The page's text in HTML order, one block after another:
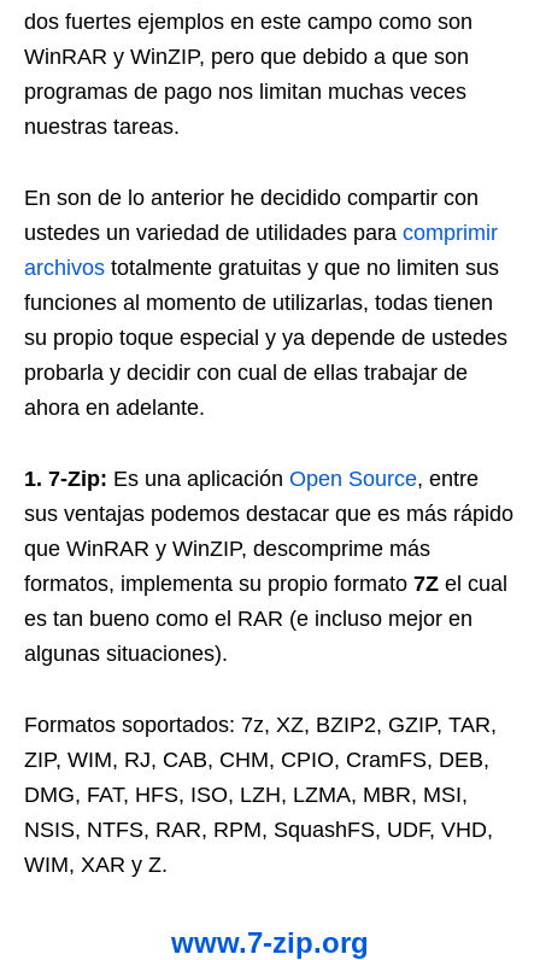
dos fuertes ejemplos en este campo como son
WinRAR y WinZIP, pero que debido a que son
programas de pago nos limitan muchas veces
nuestras tareas.
En son de lo anterior he decidido compartir con
ustedes un variedad de utilidades para comprimir
archivos totalmente gratuitas y que no limiten sus
funciones al momento de utilizarlas, todas tienen
su propio toque especial y ya depende de ustedes
probarla y decidir con cual de ellas trabajar de
ahora en adelante.
1. 7-Zip: Es una aplicación Open Source, entre
sus ventajas podemos destacar que es más rápido
que WinRAR y WinZIP, descomprime más
formatos, implementa su propio formato 7Z el cual
es tan bueno como el RAR (e incluso mejor en
algunas situaciones).
Formatos soportados: 7z, XZ, BZIP2, GZIP, TAR,
ZIP, WIM, RJ, CAB, CHM, CPIO, CramFS, DEB,
DMG, FAT, HFS, ISO, LZH, LZMA, MBR, MSI,
NSIS, NTFS, RAR, RPM, SquashFS, UDF, VHD,
WIM, XAR y Z.
www.7-zip.org